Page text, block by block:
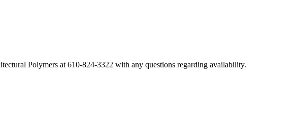
Polymers at 610-824-3322 with any questions regarding availability.